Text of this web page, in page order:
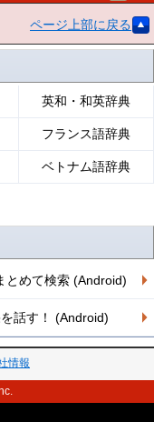
ページ上部に戻る
英和・和英辞典
フランス語辞典
ベトナム語辞典
とめて検索 (Android)
話す！ (Android)
情報